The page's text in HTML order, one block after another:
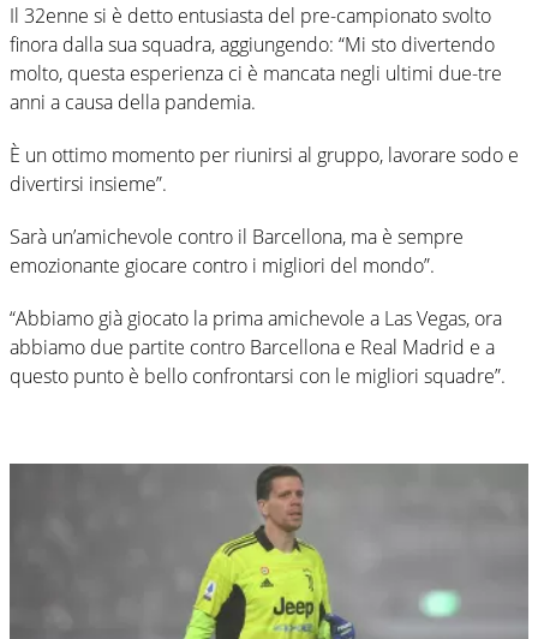
Il 32enne si è detto entusiasta del pre-campionato svolto
finora dalla sua squadra, aggiungendo: “Mi sto divertendo
molto, questa esperienza ci è mancata negli ultimi due-tre
anni a causa della pandemia.
È un ottimo momento per riunirsi al gruppo, lavorare sodo e
divertirsi insieme”.
Sarà un’amichevole contro il Barcellona, ma è sempre
emozionante giocare contro i migliori del mondo”.
“Abbiamo già giocato la prima amichevole a Las Vegas, ora
abbiamo due partite contro Barcellona e Real Madrid e a
questo punto è bello confrontarsi con le migliori squadre”.